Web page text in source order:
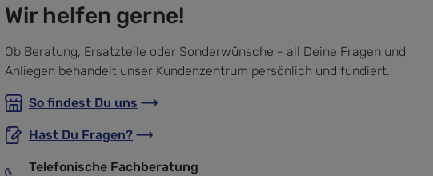
Wir helfen gerne!
Ob Beratung, Ersatzteile oder Sonderwünsche - all Deine Fragen und
Anliegen behandelt unser Kundenzentrum persönlich und fundiert.
So findest Du uns
Hast Du Fragen?
Telefonische Fachberatung